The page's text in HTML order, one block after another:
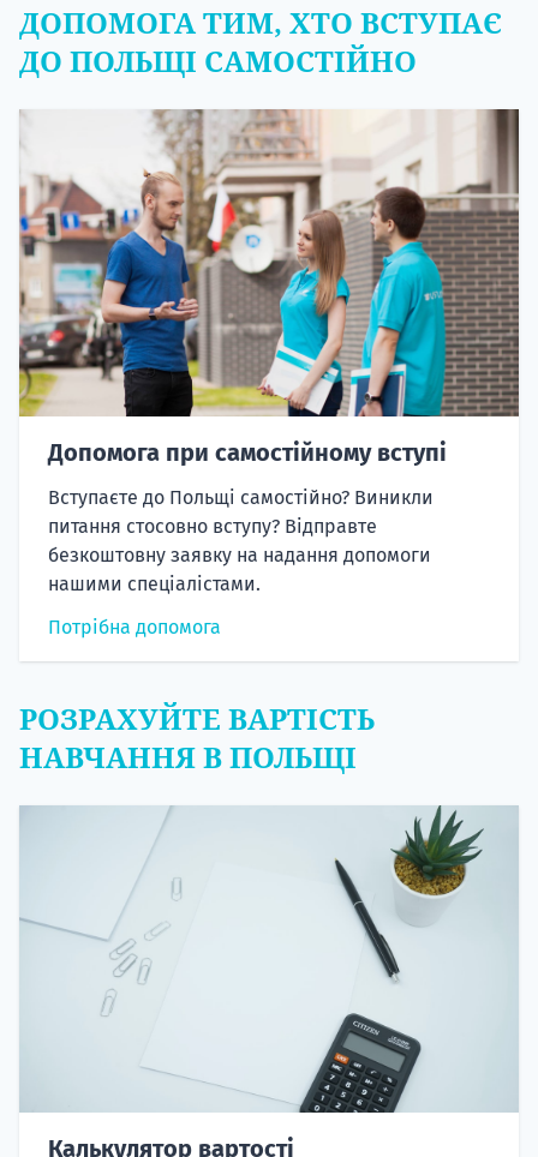
ДОПОМОГА ТИМ, ХТО ВСТУПАЄ
ДО ПОЛЬЩІ САМОСТІЙНО
Допомога при самостійному вступі
Вступаєте до Польщі самостійно? Виникли
питання стосовно вступу? Відправте
безкоштовну заявку на надання допомоги
нашими спеціалістами.
Потрібна допомога
РОЗРАХУЙТЕ ВАРТІСТЬ
НАВЧАННЯ В ПОЛЬЩІ
Калькулятор вартості